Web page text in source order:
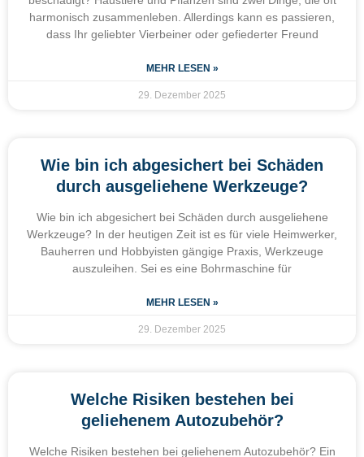
harmonisch zusammenleben. Allerdings kann es passieren,
dass Ihr geliebter Vierbeiner oder gefiederter Freund
MEHR LESEN »
29. Dezember 2025
Wie bin ich abgesichert bei Schäden
durch ausgeliehene Werkzeuge?
Wie bin ich abgesichert bei Schäden durch ausgeliehene
Werkzeuge? In der heutigen Zeit ist es für viele Heimwerker,
Bauherren und Hobbyisten gängige Praxis, Werkzeuge
auszuleihen. Sei es eine Bohrmaschine für
MEHR LESEN »
29. Dezember 2025
Welche Risiken bestehen bei
geliehenem Autozubehör?
Welche Risiken bestehen bei geliehenem Autozubehör? Ein